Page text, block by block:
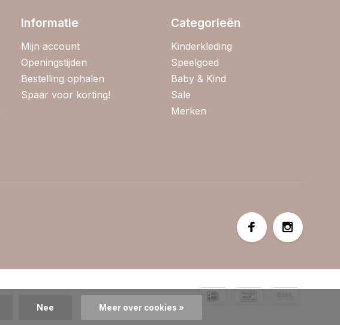
Informatie
Mijn account
Openingstijden
Bestelling ophalen
Spaar voor korting!
Categorieën
Kinderkleding
Speelgoed
Baby & Kind
Sale
Merken
Nee Meer over cookies »